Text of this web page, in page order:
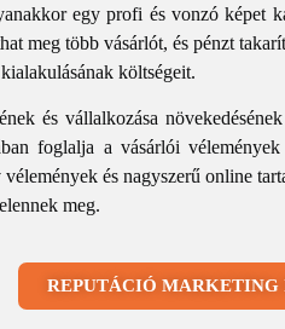
egy profi és vonzó képet
meg több vásárlót, és pénzt
költségeit.
és vállalkozása
foglalja a vásárlói
és nagyszerű online
meg.
REPUTÁCIÓ MARKETING